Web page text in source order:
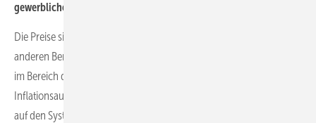
gewerblichen Anlagen?
Die Preise sind in den vergangenen Monaten wie auch in allen
anderen Bereichen angestiegen. Dementsprechend lassen sich auch
im Bereich der Installationen Erhöhungen aufgrund von
Inflationsausgleich nicht vermeiden. Das wirkt sich natürlich auch
auf den Systempreis aus, und auch bei der Hardware sind höhere